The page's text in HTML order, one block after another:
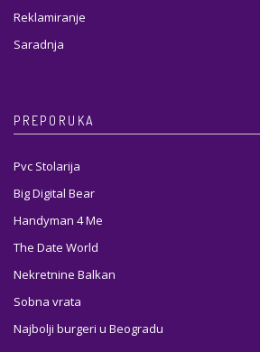
Reklamiranje
Saradnja
PREPORUKA
Pvc Stolarija
Big Digital Bear
Handyman 4 Me
The Date World
Nekretnine Balkan
Sobna vrata
Najbolji burgeri u Beogradu